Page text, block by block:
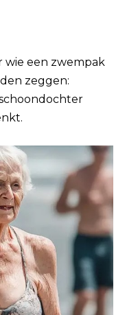
wie een zwempak
zeggen:
schoondochter